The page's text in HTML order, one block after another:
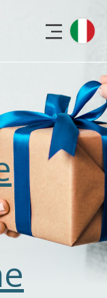
FUNZIONI
ACCESSO
REGISTRATI